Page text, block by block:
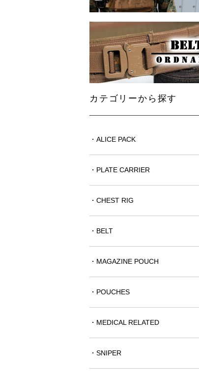
カテゴリーから探す
・ALICE PACK
・PLATE CARRIER
・CHEST RIG
・BELT
・MAGAZINE POUCH
・POUCHES
・MEDICAL RELATED
・SNIPER